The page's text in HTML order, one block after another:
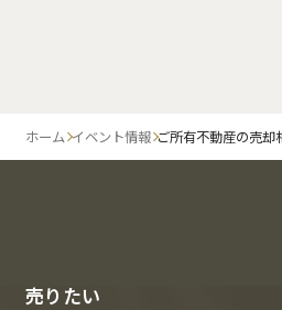
ホーム イベント情報 ご所有不動産の売却
売りたい